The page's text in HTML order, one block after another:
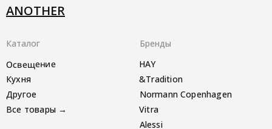
Все товары →
Другое
Кухня
Vitra
HAY
&Tradition
Normann Copenhagen
Alessi
Освещение
ANOTHER
Бренды
Каталог